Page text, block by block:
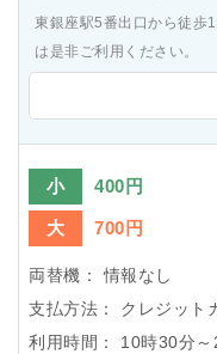
東銀座駅5番出口から徒歩
は是非ご利用ください。
小 400円
大 700円
両替機：
情報なし
支払方法：
クレジット
利用時間：
10時30分